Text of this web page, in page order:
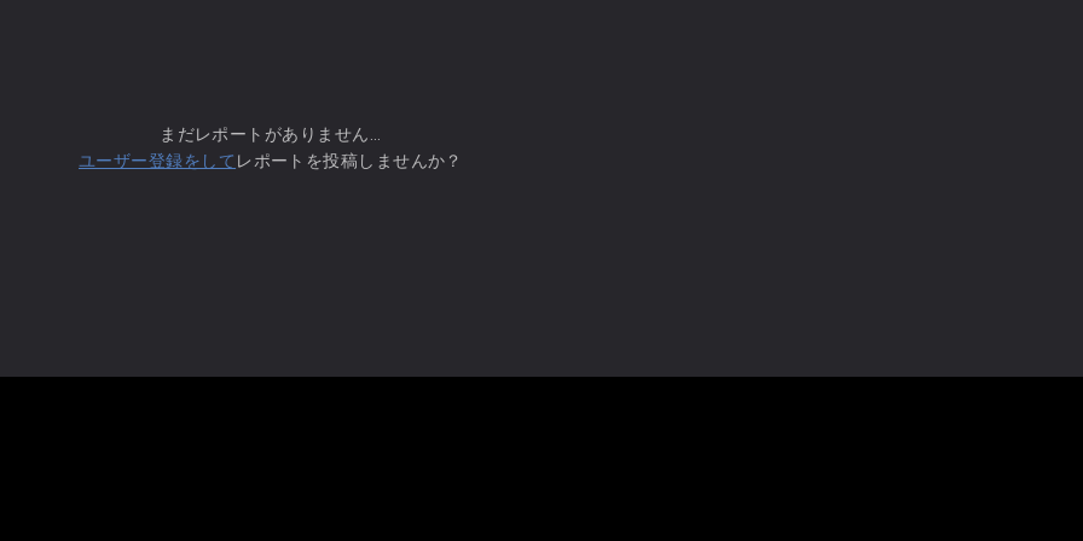
まだレポートがありません...
ユーザー登録をして レポートを投稿しませんか？